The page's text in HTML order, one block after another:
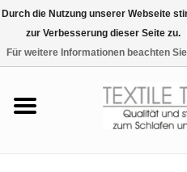
Durch die Nutzung unserer Webseite
zur Verbesserung dieser Seite zu.
Für weitere Informationen beachten